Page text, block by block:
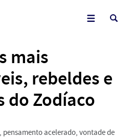
mais
rebeldes e
do Zodíaco
acelerado, vontade de